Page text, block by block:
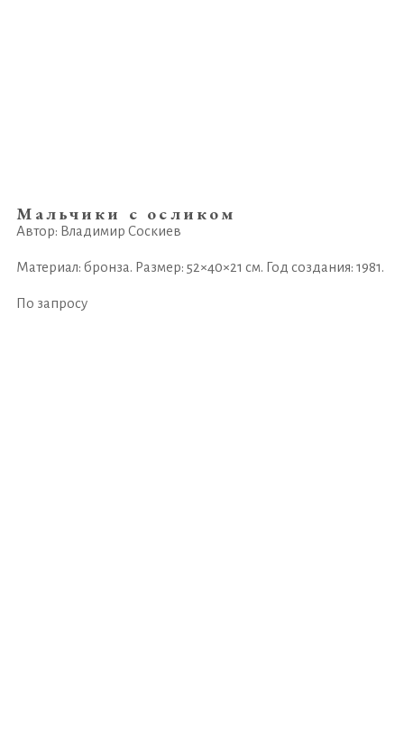
Мальчики с осликом
Автор: Владимир Соскиев
Материал: бронза. Размер: 52×40×21 см. Год создания: 1981.
По запросу